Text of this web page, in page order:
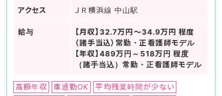
アクセス ＪＲ横浜線 中山駅
給与
【月収】32.7万円～34.9万円 程度
（諸手当込）常勤・正看護師モデル
【年収】489万円～518万円 程度
（諸手当込）常勤・正看護師モデル
高額年収 車通勤OK
平均残業時間が少ない